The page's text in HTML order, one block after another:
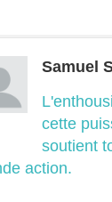
Samuel
cette
soutient
action.